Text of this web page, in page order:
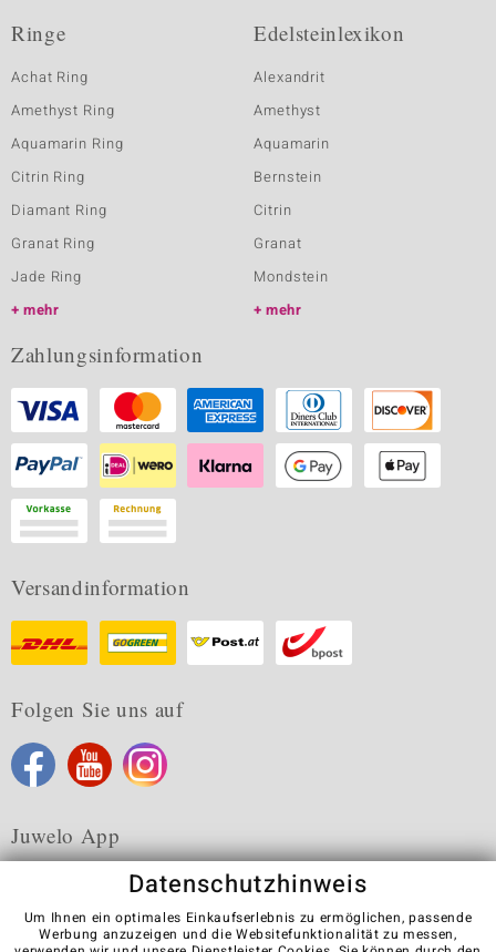
Ringe
Achat Ring
Amethyst Ring
Aquamarin Ring
Citrin Ring
Diamant Ring
Granat Ring
Jade Ring
mehr
Edelsteinlexikon
Alexandrit
Amethyst
Aquamarin
Bernstein
Citrin
Granat
Mondstein
mehr
Zahlungsinformation
Versandinformation
Folgen Sie uns auf
Juwelo App
Datenschutzhinweis
Um Ihnen ein optimales Einkaufserlebnis zu ermöglichen, passende
Werbung anzuzeigen und die Websitefunktionalität zu messen,